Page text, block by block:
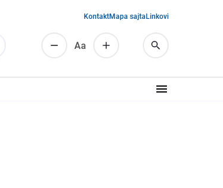
Аа
KontaktMapa sajta Linkovi